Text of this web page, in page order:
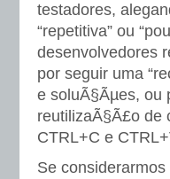
testadores,
“repetitiva” ou
desenvolvedores
por seguir uma
e soluÃ§Ãµes, ou
reutilizaÃ§Ã£o de
CTRL+C e
Se